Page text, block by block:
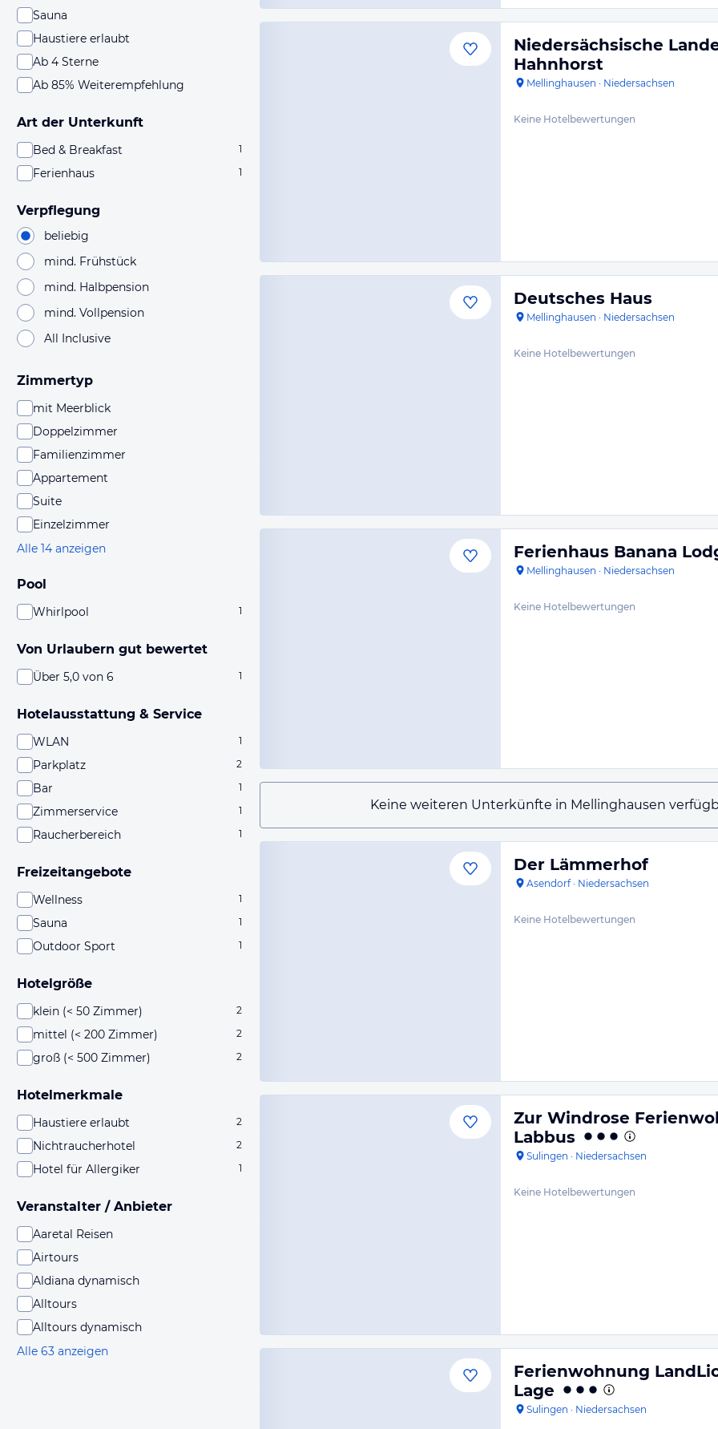
Sauna
Haustiere erlaubt
Ab 4 Sterne
Ab 85% Weiterempfehlung
Art der Unterkunft
Bed & Breakfast 1
Ferienhaus 1
Verpflegung
beliebig
mind. Frühstück
mind. Halbpension
mind. Vollpension
All Inclusive
Zimmertyp
mit Meerblick
Doppelzimmer
Familienzimmer
Appartement
Suite
Einzelzimmer
Alle 14 anzeigen
Pool
Whirlpool 1
Von Urlaubern gut bewertet
Über 5,0 von 6 1
Hotelausstattung & Service
WLAN 1
Parkplatz 2
Bar 1
Zimmerservice 1
Raucherbereich 1
Freizeitangebote
Wellness 1
Sauna 1
Outdoor Sport 1
Hotelgröße
klein (< 50 Zimmer) 2
mittel (< 200 Zimmer) 2
groß (< 500 Zimmer) 2
Hotelmerkmale
Haustiere erlaubt 2
Nichtraucherhotel 2
Hotel für Allergiker 1
Veranstalter / Anbieter
Aaretal Reisen
Airtours
Aldiana dynamisch
Alltours
Alltours dynamisch
Alle 63 anzeigen
Niedersächsische
Hahnhorst
Mellinghausen · Niedersachsen
Keine Hotelbewertungen
Deutsches Haus
Mellinghausen · Niedersachsen
Keine Hotelbewertungen
Ferienhaus Banana
Mellinghausen · Niedersachsen
Keine Hotelbewertungen
Keine weiteren Unterkünfte in Mellinghausen
Der Lämmerhof
Asendorf· Niedersachsen
Keine Hotelbewertungen
Zur Windrose
Labbus
Sulingen · Niedersachsen
Keine Hotelbewertungen
Ferienwohnung
Lage
Sulingen · Niedersachsen